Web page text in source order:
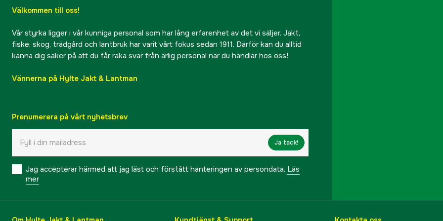
Välkommen till oss!
Vår styrka ligger i vår kunniga personal som har lång erfarenhet av det vi säljer. Jakt,
fiske, skog, trädgård och lantbruk har varit vårt fokus sedan 1911. Därför kan du alltid
känna dig säker på att du får raka svar från ärlig personal när du handlar hos oss!
Vännerna på Hylte Jakt & Lantman
Prenumerera på vårt nyhetsbrev
Ja tack!
Jag accepterar härmed att jag läst och förstått hanteringen av persondata. Läs
mer